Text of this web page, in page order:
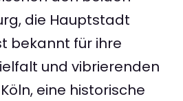
die Hauptstadt
bekannt für ihre
und vibrierenden
eine historische